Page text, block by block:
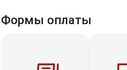
Формы оплаты